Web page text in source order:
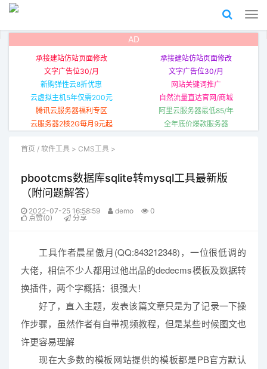
AD
承接建站仿站页面修改
文字广告位30/月
承接建站仿站页面修改
文字广告位30/月
新购弹性云8折优惠
云虚拟主机5年仅需200元
网站关键词推广
自然流量直达官网/商城
腾讯云服务器福利专区
云服务器2核2G每月9元起
阿里云服务器最低85/年
全年底价爆款服务器
首页 / 软件工具 > CMS工具 >
pbootcms数据库sqlite转mysql工具最新版
（附问题解答）
2022-07-25 16:58:59 demo
0
点赞(0)
分享
工具作者晨星傲月(QQ:843212348)，一位很低调的
大佬，相信不少人都用过他出品的dedecms模板及数据转
换插件，两个字概括：很强大！
好了，直入主题，发表该篇文章只是为了记录一下操
作步骤，虽然作者有自带视频教程，但是某些时候图文也
许更容易理解
现在大多数的模板网站提供的模板都是PB官方默认